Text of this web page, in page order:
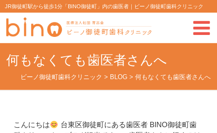
JR御徒町駅から徒歩1分「BINO御徒町」内の歯医者｜ビーノ御徒町歯科クリニック
何もなくても歯医者さんへ
ビーノ御徒町歯科クリニック > BLOG> 何もなくても歯医者さんへ
こんにちは
台東区御徒町にある歯医者 BINO御徒町歯